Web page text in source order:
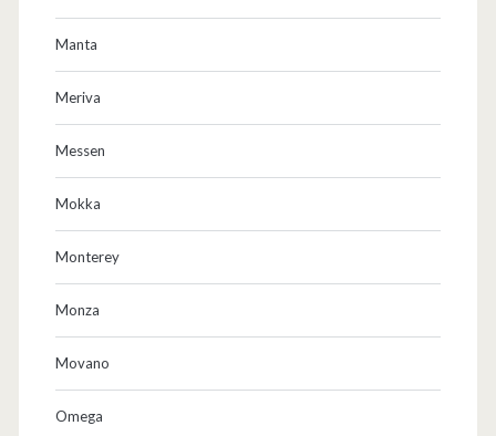
Manta
Meriva
Messen
Mokka
Monterey
Monza
Movano
Omega